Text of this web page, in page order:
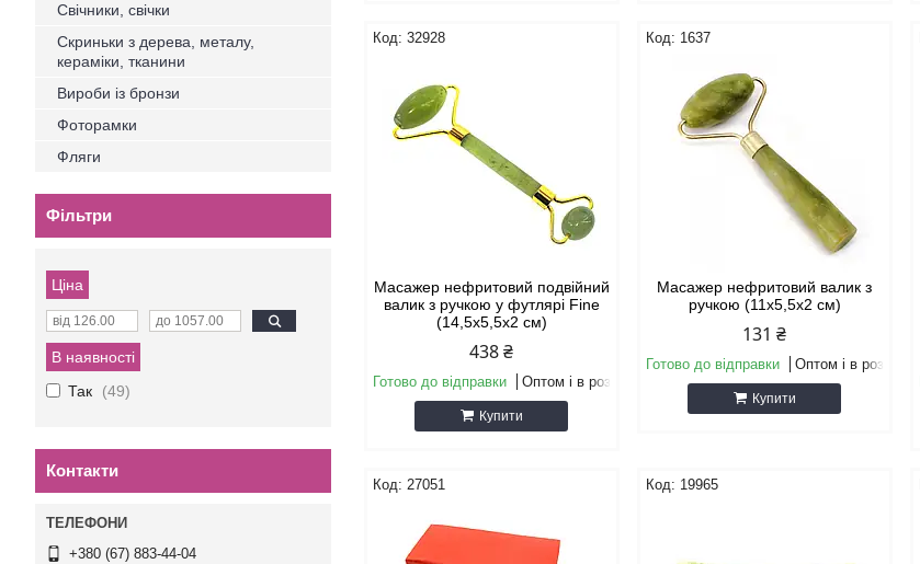
32928
Масажер нефритовий подвійний
валик з ручкою у футлярі Fine
(14,5х5,5х2 см)
438 ₴
Готово до відправки Оптом і в роздріб
Купити
1637
Масажер нефритовий валик з
ручкою (11х5,5х2 см)
131 ₴
Готово до відправки Оптом і в роздріб
Купити
27051 19965
Свічники, свічки
Скриньки з дерева, металу,
кераміки, тканини
Вироби із бронзи
Фоторамки
Фляги
Фільтри
Ціна
В наявності
Так
49
Контакти
+380 (67) 883-44-04